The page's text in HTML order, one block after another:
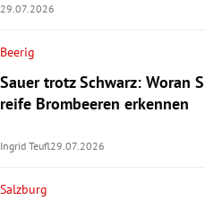
29.07.2026
Beerig
Sauer trotz Schwarz: Woran
reife Brombeeren erkennen
Ingrid Teufl29.07.2026
Salzburg